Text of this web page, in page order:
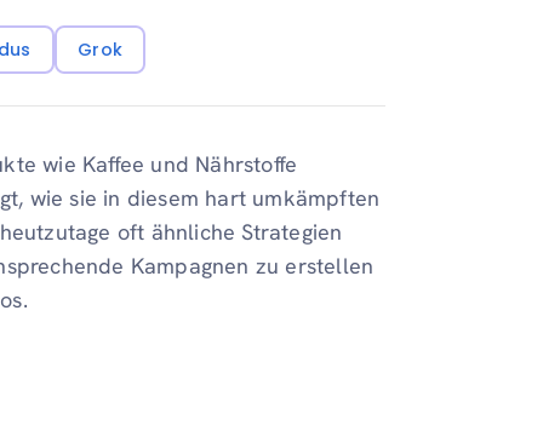
Grok
wie Kaffee und Nährstoffe
wie sie in diesem hart umkämpften
oft ähnliche Strategien
Kampagnen zu erstellen